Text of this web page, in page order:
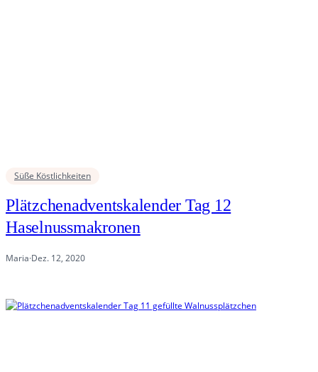
Süße Köstlichkeiten
Plätzchenadventskalender Tag 12
Haselnussmakronen
Maria·Dez. 12, 2020